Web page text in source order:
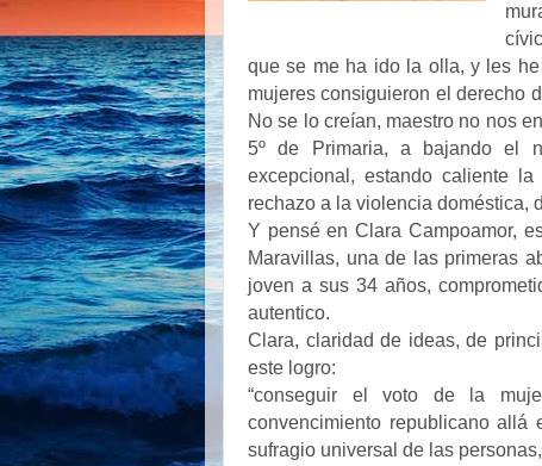
que se me ha ido la olla, y les
mujeres consiguieron el derecho
No se lo creían, maestro no nos
5º de Primaria, a bajando el
excepcional, estando caliente
rechazo a la violencia doméstica,
Y pensé en Clara Campoamor,
Maravillas, una de las primeras
joven a sus 34 años,
autentico.
Clara, claridad de ideas, de
este logro:
“conseguir el voto de la
convencimiento republicano allá
sufragio universal de las